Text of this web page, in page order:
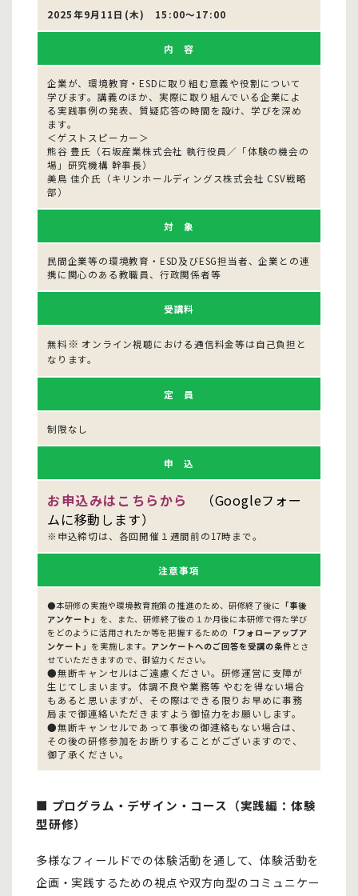
2025年9月11日(木) 15:00～17:00
内 容
企業が、環境教育・ESDに取り組む意義や役割について
学びます。講義のほか、実際に取り組んでいる企業によ
る実践事例の発表、質疑応答の時間を設け、学びを深め
ます。
＜ゲストスピーカー＞
熊谷 豊氏（石坂産業株式会社 執行役員／「体験の機会の
場」研究機構 幹事長）
美鳥 佳介氏（キリンホールディングス株式会社 CSV戦略
部）
対 象
民間企業等の環境教育・ESD及びESG担当者、企業との連
携に関心のある教職員、行政関係者等
受講料
無料※ オンライン視聴における通信料金等は自己負担と
なります。
定 員
制限なし
申 込
お申込みはこちらから
（Googleフォー
ムに移動します）
※申込締切は、各回開催１週間前の17時まで。
注意事項
●本研修の実施や環境教育施策の推進のため、研修終了後に 「事後
アンケート」 を、また、研修終了後の１か月後に本研修で得た学び
をどのように活用されたか等を把握するための 「フォローアップア
ンケート」 を実施します。 アンケートへのご回答を受講の条件 とさ
せていただきますので、御協力ください。
●無断キャンセルはご遠慮ください。研修運営に支障が
生じてしまいます。体調不良や業務等 やむを得ない場合
もあると思いますが、その際はできる限りお早めに事務
局まで御連絡いただきますよう御協力をお願いします。
●無断キャンセルであって事後の御連絡もない場合は、
その後の研修参加をお断りすることがございますので、
御了承ください。
■ プログラム・デザイン・コース（実践編：体験
型研修）
多様なフィールドでの体験活動を通して、体験活動を
企画・実践するための視点や双方向型のコミュニケー